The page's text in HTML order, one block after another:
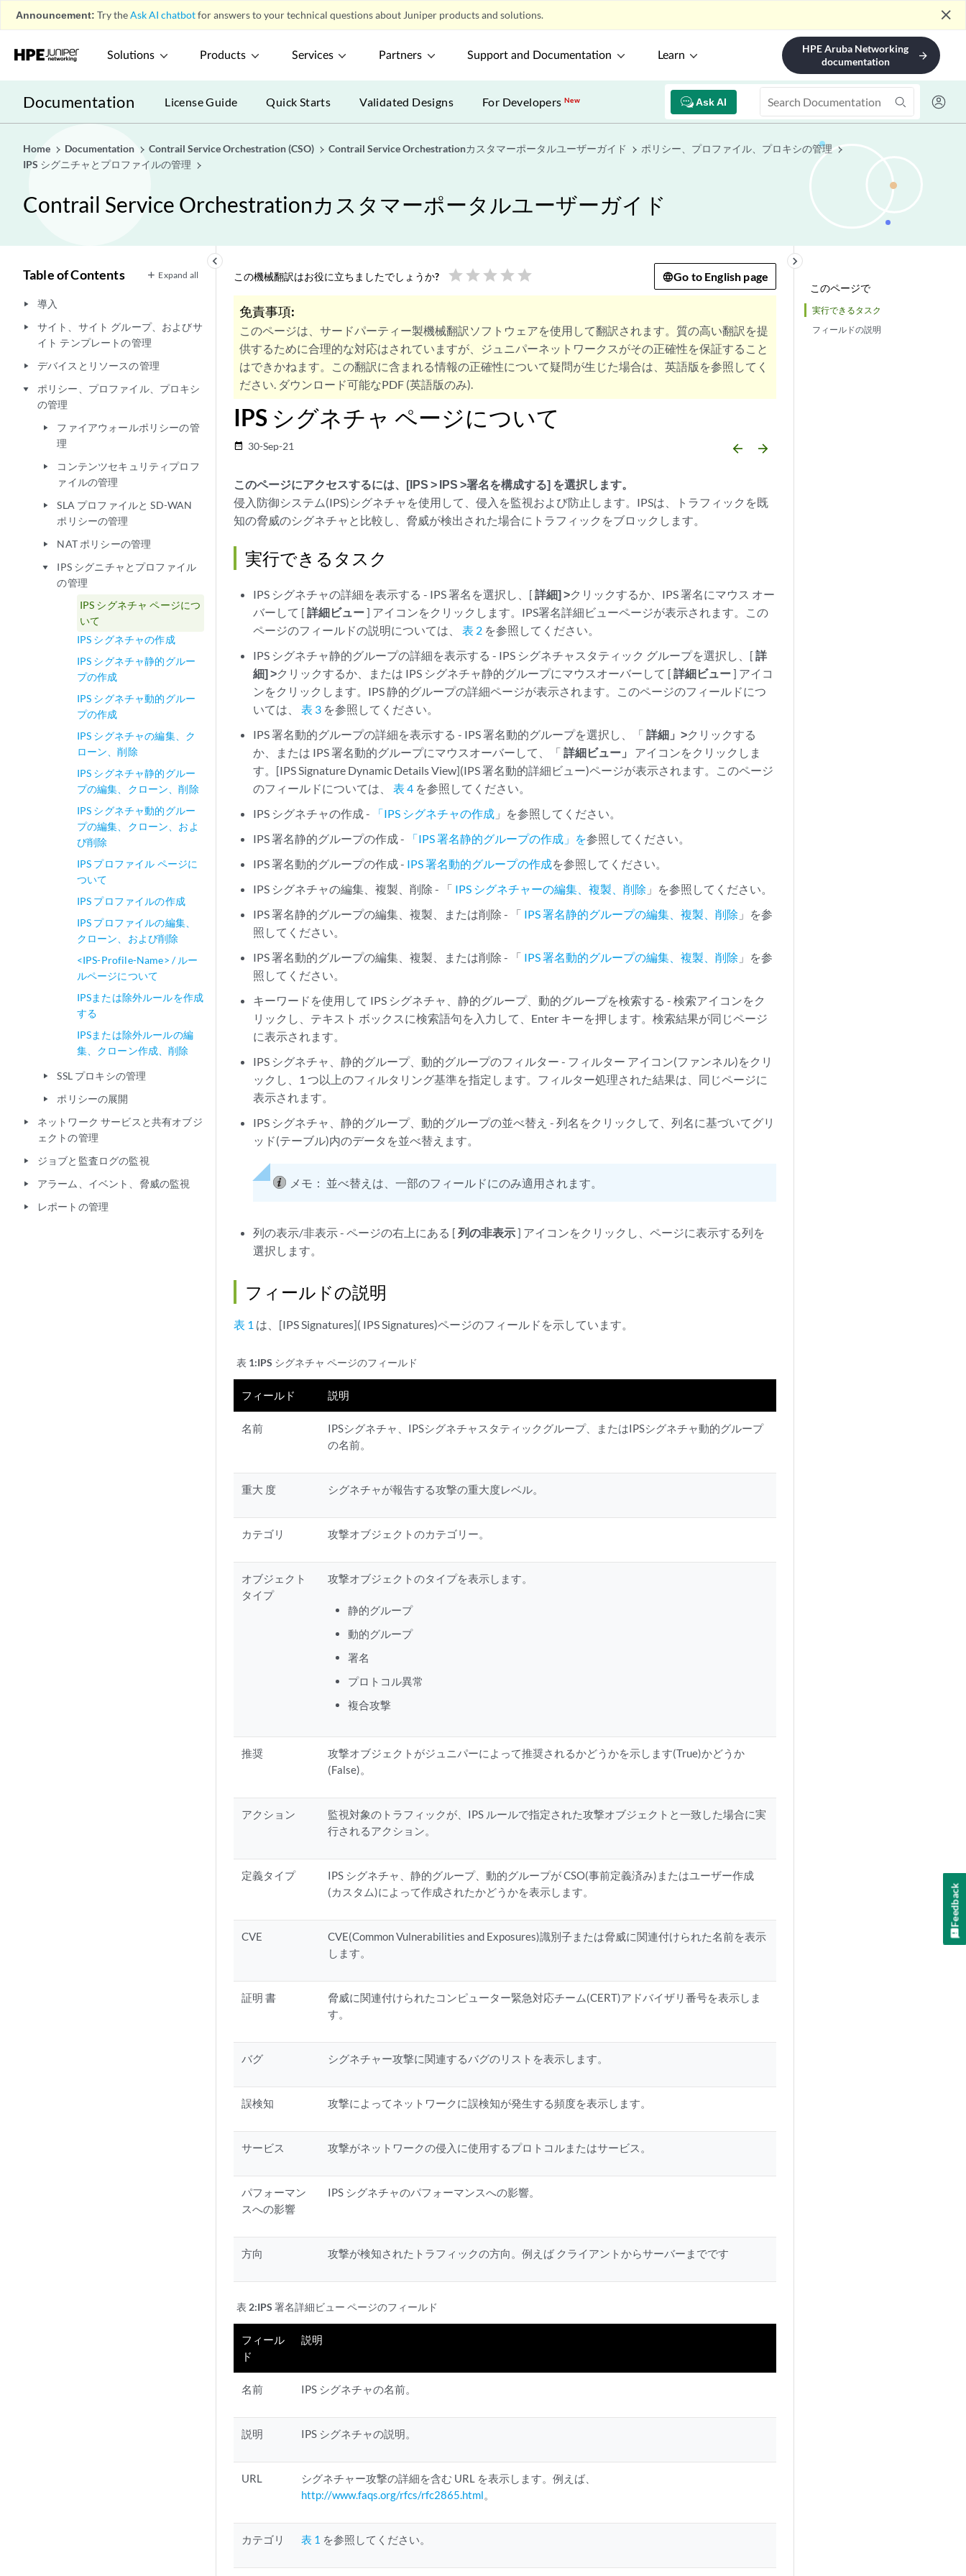
Announcement: Try theAsk AI chatbotfor answers to your technical questions about Juniper products and solutions. close
Solutions Products Services Partners Support and Documentation Learn
HPE Aruba Networking
documentation
arrow_forward
Documentation Ask AI
License Guide Quick Starts Validated Designs For DevelopersNew
Home Documentation Contrail Service Orchestration (CSO) Contrail Service Orchestrationカスタマーポータルユーザーガイド
ポリシー、プロファイル、プロキシの管理
IPS シグニチャとプロファイルの管理
Contrail Service Orchestrationカスタマーポータルユーザーガイド
keyboard_arrow_left
Table of Contents Expand all
play_arrow 導入
play_arrow
サイト、サイト グループ、およびサ
イト テンプレートの管理
play_arrow デバイスとリソースの管理
play_arrow
ポリシー、プロファイル、プロキシ
の管理
play_arrow
ファイアウォールポリシーの管
理
play_arrow
コンテンツセキュリティプロフ
ァイルの管理
play_arrow
SLA プロファイルと SD-WAN
ポリシーの管理
play_arrow NAT ポリシーの管理
play_arrow
IPS シグニチャとプロファイル
の管理
IPS シグネチャ ページにつ
いて
IPS シグネチャの作成
IPS シグネチャ静的グルー
プの作成
IPS シグネチャ動的グルー
プの作成
IPS シグネチャの編集、ク
ローン、削除
IPS シグネチャ静的グルー
プの編集、クローン、削除
IPS シグネチャ動的グルー
プの編集、クローン、およ
び削除
IPS プロファイル ページに
ついて
IPS プロファイルの作成
IPS プロファイルの編集、
クローン、および削除
<IPS-Profile-Name> / ルー
ルページについて
IPSまたは除外ルールを作成
する
IPSまたは除外ルールの編
集、クローン作成、削除
play_arrow SSL プロキシの管理
play_arrow ポリシーの展開
play_arrow
ネットワーク サービスと共有オブジ
ェクトの管理
play_arrow ジョブと監査ログの監視
play_arrow アラーム、イベント、脅威の監視
play_arrow レポートの管理
このページで
実行できるタスク
フィールドの説明
keyboard_arrow_right
この機械翻訳はお役に立ちましたでしょうか? star star star star star Go to English page
免責事項:
このページは、サードパーティー製機械翻訳ソフトウェアを使用して翻訳されます。質の高い翻訳を提
供するために合理的な対応はされていますが、ジュニパーネットワークスがその正確性を保証すること
はできかねます。この翻訳に含まれる情報の正確性について疑問が生じた場合は、英語版を参照してく
ださい. ダウンロード可能なPDF (英語版のみ).
IPS シグネチャ ページについて
date_range 30-Sep-21 arrow_backward arrow_forward
このページにアクセスするには、[IPS > IPS >署名を構成する] を選択 します。
侵入防御システム(IPS)シグネチャを使用して、侵入を監視および防止します。IPSは、トラフィックを既
知の脅威のシグネチャと比較し、脅威が検出された場合にトラフィックをブロックします。
実行できるタスク
IPS シグネチャの詳細を表示する - IPS 署名を選択し、[詳細] >クリックするか、IPS 署名にマウス オー
バーして [詳細ビュー] アイコンをクリックします。IPS署名詳細ビューページが表示されます。この
ページのフィールドの説明については、表 2 を参照してください。
IPS シグネチャ静的グループの詳細を表示する - IPS シグネチャスタティック グループを選択し、[詳
細] >クリックするか、または IPS シグネチャ静的グループにマウスオーバーして [詳細ビュー] アイコ
ンをクリックします。IPS 静的グループの詳細ページが表示されます。このページのフィールドにつ
いては、表 3 を参照してください。
IPS 署名動的グループの詳細を表示する - IPS 署名動的グループを選択し、「詳細」>クリックする
か、または IPS 署名動的グループにマウスオーバーして、「詳細ビュー」
アイコンをクリックしま
す。[IPS Signature Dynamic Details View](IPS 署名動的詳細ビュー)ページが表示されます。このページ
のフィールドについては、表 4 を参照してください。
IPS シグネチャの作成 -
「IPS シグネチャの作成 」を参照してください。
IPS 署名静的グループの作成 -
「IPS 署名静的グループの作成」を参照してください。
IPS 署名動的グループの作成 - IPS 署名動的グループの作成を参照してください。
IPS シグネチャの編集、複製、削除 - 「 IPS シグネチャーの編集、複製、削除 」を参照してください。
IPS 署名静的グループの編集、複製、または削除 - 「 IPS 署名静的グループの編集、複製、削除 」を参
照してください。
IPS 署名動的グループの編集、複製、または削除 - 「 IPS 署名動的グループの編集、複製、削除 」を参
照してください。
キーワードを使用して IPS シグネチャ、静的グループ、動的グループを検索する - 検索アイコンをク
リックし、テキスト ボックスに検索語句を入力して、Enter キーを押します。検索結果が同じページ
に表示されます。
IPS シグネチャ、静的グループ、動的グループのフィルター - フィルター アイコン(ファンネル)をクリ
ックし、1 つ以上のフィルタリング基準を指定します。フィルター処理された結果は、同じページに
表示されます。
IPS シグネチャ、静的グループ、動的グループの並べ替え - 列名をクリックして、列名に基づいてグリ
ッド(テーブル)内のデータを並べ替えます。
メモ： 並べ替えは、一部のフィールドにのみ適用されます。
列の表示/非表示 - ページの右上にある [列の非表示] アイコンをクリックし、ページに表示する列を
選択します。
フィールドの説明
表 1 は、[IPS Signatures]( IPS Signatures)ページのフィールドを示しています。
表 1:IPS シグネチャ ページのフィールド
フィールド 説明
名前
IPSシグネチャ、IPSシグネチャスタティックグループ、またはIPSシグネチャ動的グループ
の名前。
重大 度 シグネチャが報告する攻撃の重大度レベル。
カテゴリ 攻撃オブジェクトのカテゴリー。
オブジェクト
タイプ
攻撃オブジェクトのタイプを表示します。
静的グループ
動的グループ
署名
プロトコル異常
複合攻撃
推奨
攻撃オブジェクトがジュニパーによって推奨されるかどうかを示します(True)かどうか
(False)。
アクション
監視対象のトラフィックが、IPS ルールで指定された攻撃オブジェクトと一致した場合に実
行されるアクション。
定義タイプ
IPS シグネチャ、静的グループ、動的グループが CSO(事前定義済み)またはユーザー作成
(カスタム)によって作成されたかどうかを表示します。
CVE
CVE(Common Vulnerabilities and Exposures)識別子または脅威に関連付けられた名前を表示
します。
証明 書
脅威に関連付けられたコンピューター緊急対応チーム(CERT)アドバイザリ番号を表示しま
す。
バグ シグネチャー攻撃に関連するバグのリストを表示します。
誤検知 攻撃によってネットワークに誤検知が発生する頻度を表示します。
サービス 攻撃がネットワークの侵入に使用するプロトコルまたはサービス。
パフォーマン
スへの影響
IPS シグネチャのパフォーマンスへの影響。
方向 攻撃が検知されたトラフィックの方向。例えば クライアントからサーバーまでです
表 2:IPS 署名詳細ビュー ページのフィールド
フィール
ド
説明
名前 IPS シグネチャの名前。
説明 IPS シグネチャの説明。
URL
シグネチャー攻撃の詳細を含む URL を表示します。例えば、
http://www.faqs.org/rfcs/rfc2865.html。
カテゴリ 表 1 を参照してください。
Feedback